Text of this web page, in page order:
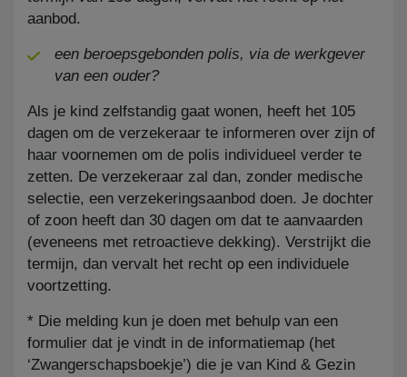
aanbod.
een beroepsgebonden polis, via de werkgever
van een ouder?
Als je kind zelfstandig gaat wonen, heeft het 105
dagen om de verzekeraar te informeren over zijn of
haar voornemen om de polis individueel verder te
zetten. De verzekeraar zal dan, zonder medische
selectie, een verzekeringsaanbod doen. Je dochter
of zoon heeft dan 30 dagen om dat te aanvaarden
(eveneens met retroactieve dekking). Verstrijkt die
termijn, dan vervalt het recht op een individuele
voortzetting.
* Die melding kun je doen met behulp van een
formulier dat je vindt in de informatiemap (het
‘Zwangerschapsboekje’) die je van Kind & Gezin